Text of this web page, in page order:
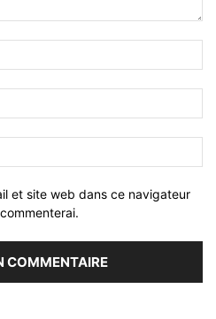
et site web dans ce navigateur